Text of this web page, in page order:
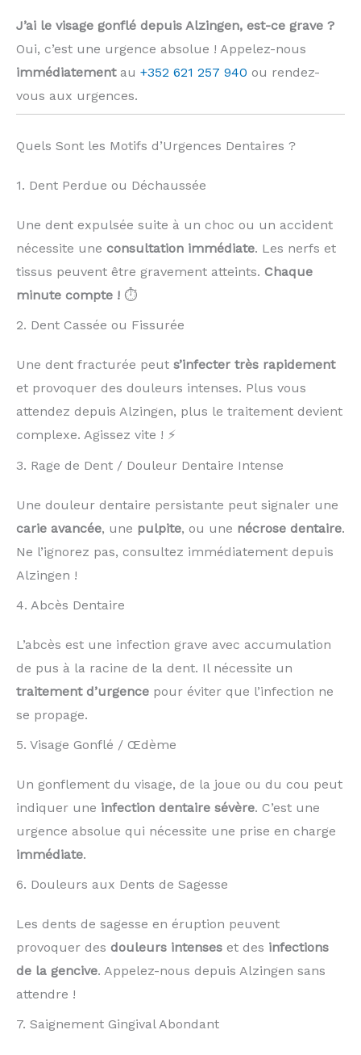
J’ai le visage gonflé depuis Alzingen, est-ce grave ?
Oui, c’est une urgence absolue ! Appelez-nous
immédiatementau +352 621 257 940 ou rendez-
vous aux urgences.
Quels Sont les Motifs d’Urgences Dentaires ?
1. Dent Perdue ou Déchaussée
Une dent expulsée suite à un choc ou un accident
nécessite une consultation immédiate. Les nerfs et
tissus peuvent être gravement atteints. Chaque
minute compte ! ⏱️
2. Dent Cassée ou Fissurée
Une dent fracturée peut s’infecter très rapidement
et provoquer des douleurs intenses. Plus vous
attendez depuis Alzingen, plus le traitement devient
complexe. Agissez vite ! ⚡
3. Rage de Dent / Douleur Dentaire Intense
Une douleur dentaire persistante peut signaler une
carie avancée, une pulpite, ou une nécrose dentaire.
Ne l’ignorez pas, consultez immédiatement depuis
Alzingen !
4. Abcès Dentaire
L’abcès est une infection grave avec accumulation
de pus à la racine de la dent. Il nécessite un
traitement d’urgence pour éviter que l’infection ne
se propage.
5. Visage Gonflé / Œdème
Un gonflement du visage, de la joue ou du cou peut
indiquer une infection dentaire sévère. C’est une
urgence absolue qui nécessite une prise en charge
immédiate.
6. Douleurs aux Dents de Sagesse
Les dents de sagesse en éruption peuvent
provoquer des douleurs intenses et des infections
de la gencive. Appelez-nous depuis Alzingen sans
attendre !
7. Saignement Gingival Abondant